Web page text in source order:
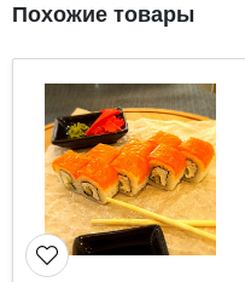
Похожие товары